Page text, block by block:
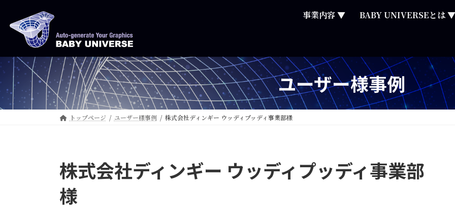
ツ
へ
ス
キ
ッ
シ
ョ
ン
に
移
事業内容 ▼ BABY UNIVERSEとは
ユーザー様事例
トップページ ユーザー様事例 株式会社ディンギー ウッディプッディ事業部様
株式会社ディンギー ウッディプッディ事業部
様